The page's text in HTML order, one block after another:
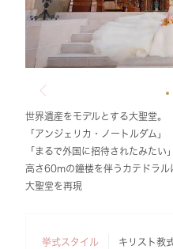
世界遺産をモデルとする大聖堂。
「アンジェリカ・ノートルダム」
「まるで外国に招待されたみたい
高さ60mの鐘楼を伴うカテドラル
大聖堂を再現
挙式スタイル キリスト教